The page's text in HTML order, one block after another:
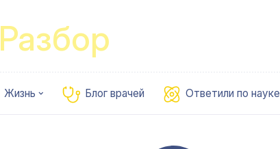
Разбор
Жизнь Блог врачей Ответили по науке